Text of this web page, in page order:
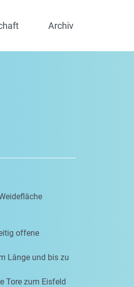
Archiv
offene
Länge und bis zu
Tore zum Eisfeld